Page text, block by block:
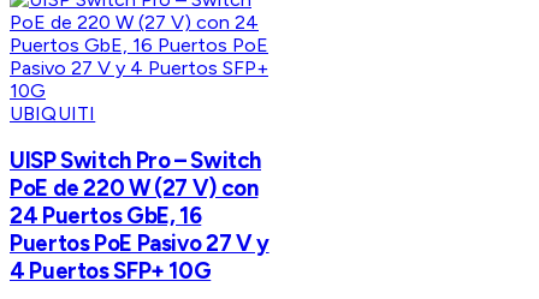
UBIQUITI
UISP Switch Pro – Switch
PoE de 220 W (27 V) con
24 Puertos GbE, 16
Puertos PoE Pasivo 27 V y
4 Puertos SFP+ 10G